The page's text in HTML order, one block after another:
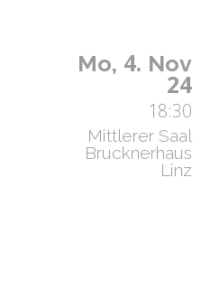
Mo, 4. Nov
24
18:30
Mittlerer Saal
Brucknerhaus
Linz